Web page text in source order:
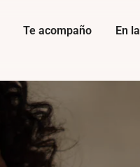
Te acompaño En